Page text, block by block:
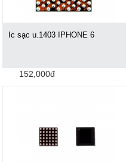
Ic sạc u.1403 IPHONE 6
152,000đ